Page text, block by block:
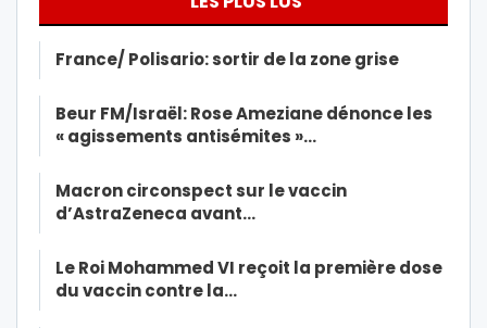
France/ Polisario: sortir de la zone grise
Beur FM/Israël: Rose Ameziane dénonce les
« agissements antisémites »…
Macron circonspect sur le vaccin
d’AstraZeneca avant…
Le Roi Mohammed VI reçoit la première dose
du vaccin contre la…